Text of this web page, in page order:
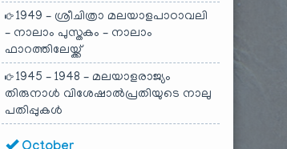
1949 – ശ്രീചിത്രാ മലയാളപാഠാവലി
– നാലാം പുസ്തകം – നാലാം
ഫാറത്തിലേയ്ക്ക്
1945 – 1948 – മലയാളരാജ്യം
തിരുനാൾ വിശേഷാൽപ്രതിയുടെ നാലു
പതിപ്പുകൾ